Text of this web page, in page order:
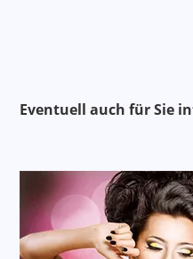
Alternativen
Eventuell auch für Sie